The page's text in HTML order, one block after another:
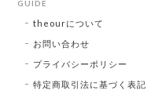
GUIDE
theourについて
お問い合わせ
プライバシーポリシー
特定商取引法に基づく表記